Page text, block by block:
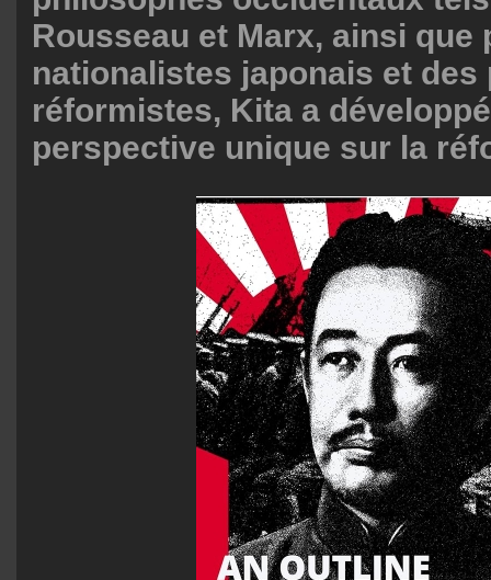
Rousseau et Marx, ainsi que
nationalistes japonais et des
réformistes, Kita a
perspective unique sur la